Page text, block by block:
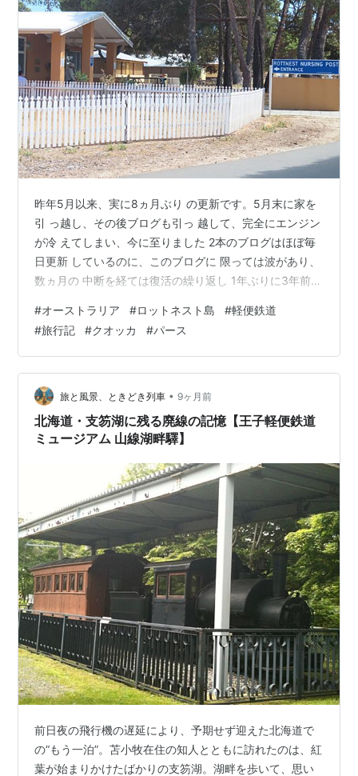
昨年5月以来、実に8ヵ月ぶり の更新です。5月末に家を
引 っ越し、その後ブログも引っ 越して、完全にエンジン
が冷 えてしまい、今に至りました 2本のブログはほぼ毎
日更新 しているのに、このブログに 限っては波があり、
数ヵ月の 中断を経ては復活の繰り返し 1年ぶりに3年前の
っとはマシか 8ヵ月ぶりに2年3ヵ月前の旅 行記を再開し
ようと思います 2023年11月のオーストラリア 2回目のパ
ース旅行の6日目 朝食後リゾートを出て島の中 心である
セトルメントへ。途 中に島唯一の医療機関。医者 はいま
せんが看護師が24時間 体制で対応しているそうです…
#オーストラリア #ロットネスト島 #軽便鉄道
#旅行記 #クオッカ #パース
旅と風景、ときどき列車 • 9ヶ月前
北海道・支笏湖に残る廃線の記憶【王子軽便鉄道
ミュージアム 山線湖畔驛】
前日夜の飛行機の遅延により、予期せず迎えた北海道で
の“もう一泊”。苫小牧在住の知人とともに訪れたのは、紅
葉が始まりかけたばかりの支笏湖。湖畔を歩いて、思い